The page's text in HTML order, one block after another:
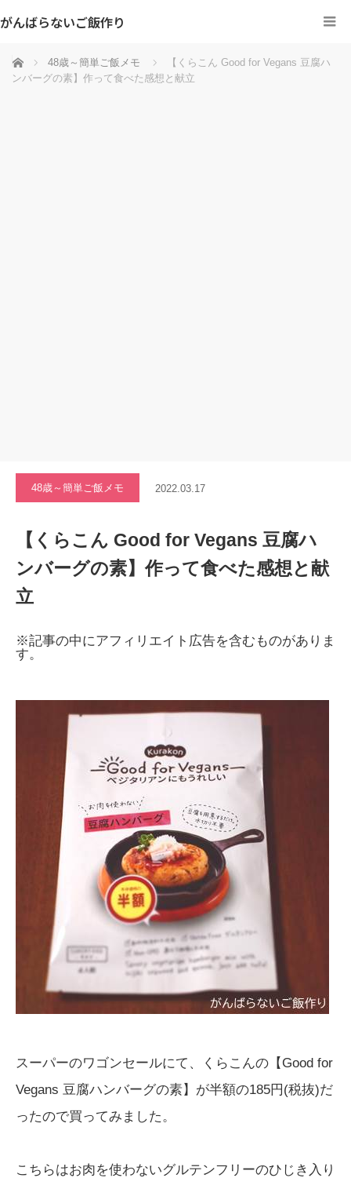
がんばらないご飯作り
ホーム 48歳～簡単ご飯メモ
【くらこん Good for Vegans 豆腐ハ
ンバーグの素】作って食べた感想と献立
48歳～簡単ご飯メモ 2022.03.17
【くらこん Good for Vegans 豆腐ハ
ンバーグの素】作って食べた感想と献
立
※記事の中にアフィリエイト広告を含むものがありま
す。
スーパーのワゴンセールにて、くらこんの【Good for
Vegans 豆腐ハンバーグの素】が半額の185円(税抜)だ
ったので買ってみました。
こちらはお肉を使わないグルテンフリーのひじき入り